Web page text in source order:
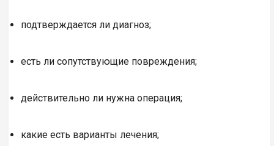
подтверждается ли диагноз;
есть ли сопутствующие повреждения;
действительно ли нужна операция;
какие есть варианты лечения;